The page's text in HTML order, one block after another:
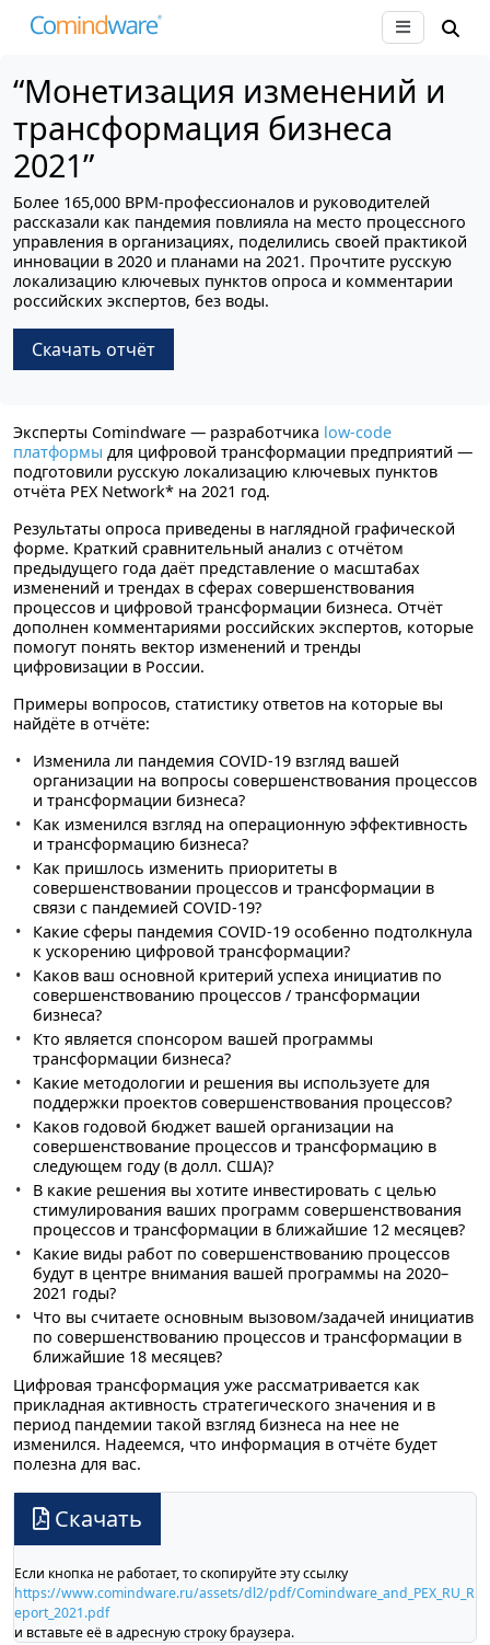
“Монетизация изменений и
трансформация бизнеса
2021”
Более 165,000 BPM-профессионалов и руководителей
рассказали как пандемия повлияла на место процессного
управления в организациях, поделились своей практикой
инновации в 2020 и планами на 2021. Прочтите русскую
локализацию ключевых пунктов опроса и комментарии
российских экспертов, без воды.
Скачать отчёт
Эксперты Comindware — разработчика low-code
платформы для цифровой трансформации предприятий —
подготовили русскую локализацию ключевых пунктов
отчёта PEX Network* на 2021 год.
Результаты опроса приведены в наглядной графической
форме. Краткий сравнительный анализ с отчётом
предыдущего года даёт представление о масштабах
изменений и трендах в сферах совершенствования
процессов и цифровой трансформации бизнеса. Отчёт
дополнен комментариями российских экспертов, которые
помогут понять вектор изменений и тренды
цифровизации в России.
Примеры вопросов, статистику ответов на которые вы
найдёте в отчёте:
Изменила ли пандемия COVID-19 взгляд вашей
организации на вопросы совершенствования процессов
и трансформации бизнеса?
Как изменился взгляд на операционную эффективность
и трансформацию бизнеса?
Как пришлось изменить приоритеты в
совершенствовании процессов и трансформации в
связи с пандемией COVID-19?
Какие сферы пандемия COVID-19 особенно подтолкнула
к ускорению цифровой трансформации?
Каков ваш основной критерий успеха инициатив по
совершенствованию процессов / трансформации
бизнеса?
Кто является спонсором вашей программы
трансформации бизнеса?
Какие методологии и решения вы используете для
поддержки проектов совершенствования процессов?
Каков годовой бюджет вашей организации на
совершенствование процессов и трансформацию в
следующем году (в долл. США)?
В какие решения вы хотите инвестировать с целью
стимулирования ваших программ совершенствования
процессов и трансформации в ближайшие 12 месяцев?
Какие виды работ по совершенствованию процессов
будут в центре внимания вашей программы на 2020–
2021 годы?
Что вы считаете основным вызовом/задачей инициатив
по совершенствованию процессов и трансформации в
ближайшие 18 месяцев?
Цифровая трансформация уже рассматривается как
прикладная активность стратегического значения и в
период пандемии такой взгляд бизнеса на нее не
изменился. Надеемся, что информация в отчёте будет
полезна для вас.
Скачать
Если кнопка не работает, то скопируйте эту ссылку
https://www.comindware.ru/assets/dl2/pdf/Comindware_and_PEX_RU_R
eport_2021.pdf
и вставьте её в адресную строку браузера.